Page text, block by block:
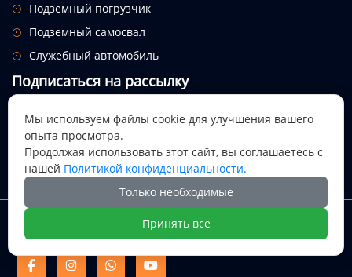
 Подземный погрузчик
 Подземный самосвал
 Служебный автомобиль
Подписаться на рассылку

Авторское право @ Цися Дали Майнинг Машинери ООО
Цися Дали Майнинг Машинери
   
Мы используем файлы cookie для улучшения вашего
опыта просмотра.
Продолжая использовать этот сайт, вы соглашаетесь с
нашей Политикой конфиденциальности.
Только необходимые
Принять все